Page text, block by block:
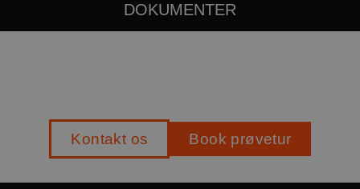
DOKUMENTER
Kontakt os Book prøvetur